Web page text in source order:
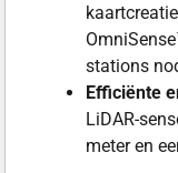
stations
Efficiënte
LiDAR-
meter en